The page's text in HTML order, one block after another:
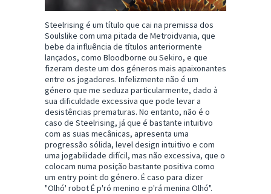
Steelrising é um título que cai na premissa dos
Soulslike com uma pitada de Metroidvania, que
bebe da influência de títulos anteriormente
lançados, como Bloodborne ou Sekiro, e que
fizeram deste um dos géneros mais apaixonantes
entre os jogadores. Infelizmente não é um
género que me seduza particularmente, dado à
sua dificuldade excessiva que pode levar a
desistências prematuras. No entanto, não é o
caso de Steelrising, já que é bastante intuitivo
com as suas mecânicas, apresenta uma
progressão sólida, level design intuitivo e com
uma jogabilidade difícil, mas não excessiva, que o
colocam numa posição bastante positiva como
um entry point do género. É caso para dizer
"Olhó' robot É p'ró menino e p'rá menina Olhó".